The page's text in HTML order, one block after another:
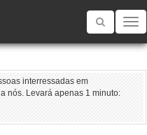
Toggle
interressadas em
nós. Levará apenas 1 minuto: